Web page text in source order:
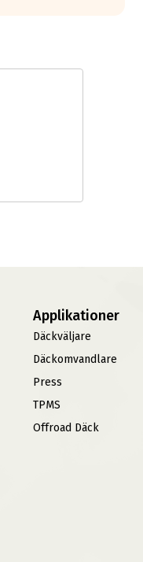
Applikationer
Däckväljare
Däckomvandlare
Press
TPMS
Offroad Däck